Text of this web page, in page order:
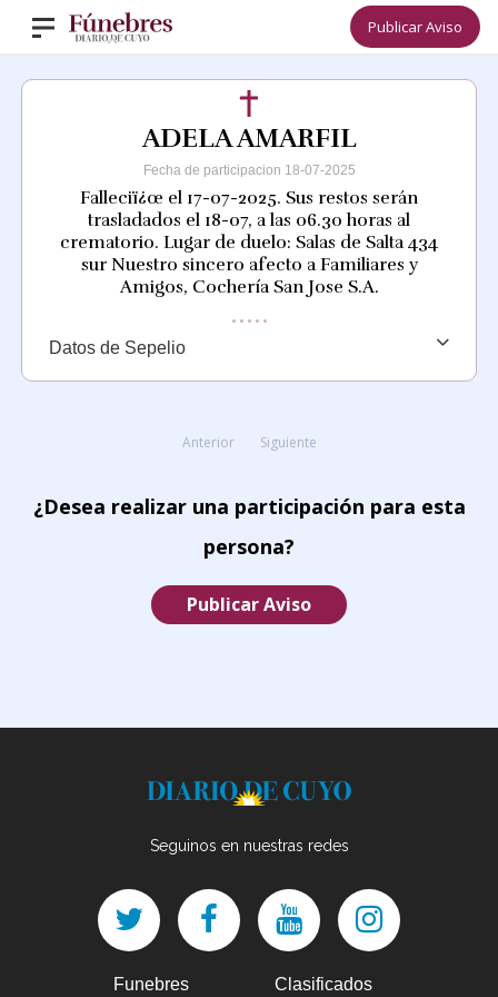
Publicar Aviso
ADELA AMARFIL
Fecha de participacion 18-07-2025
Falleciï¿œ el 17-07-2025. Sus restos serán
trasladados el 18-07, a las 06.30 horas al
crematorio. Lugar de duelo: Salas de Salta 434
sur Nuestro sincero afecto a Familiares y
Amigos, Cochería San Jose S.A.
Datos de Sepelio
Anterior Siguiente
¿Desea realizar una participación para esta
persona?
Publicar Aviso
Seguinos en nuestras redes
Funebres Clasificados